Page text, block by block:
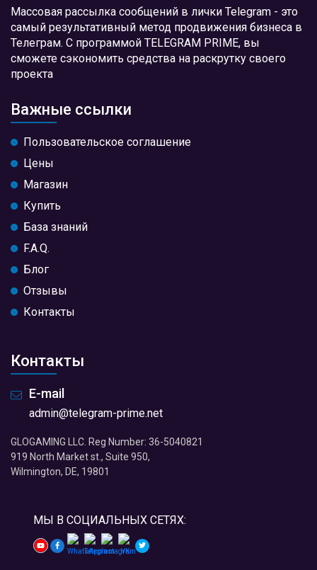
Массовая рассылка сообщений в лички Telegram - это
самый результативный метод продвижения бизнеса в
Телеграм. С программой TELEGRAM PRIME, вы
сможете сэкономить средства на раскрутку своего
проекта
Важные ссылки
Пользовательское соглашение
Цены
Магазин
Купить
База знаний
F.A.Q.
Блог
Отзывы
Контакты
Контакты
E-mail
admin@telegram-prime.net
GLOGAMING LLC. Reg Number: 36-5040821
919 North Market st., Suite 950,
Wilmington, DE, 19801
МЫ В СОЦИАЛЬНЫХ СЕТЯХ: